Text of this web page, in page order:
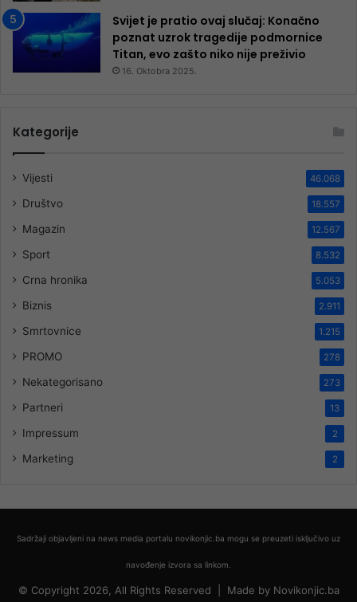
Svijet je pratio ovaj slučaj: Konačno
poznat uzrok tragedije podmornice
Titan, evo zašto niko nije preživio
16. Oktobra 2025.
Kategorije
Vijesti 46.068
Društvo 18.557
Magazin 12.567
Sport 8.532
Crna hronika 5.053
Biznis 2.911
Smrtovnice 1.215
PROMO 278
Nekategorisano 273
Partneri 13
Impressum 2
Marketing 2
Sadržaji objavljeni na news media portalu novikonjic.ba mogu se preuzeti isključivo uz
navođenje izvora sa linkom.
© Copyright 2026, All Rights Reserved | Made by Novikonjic.ba